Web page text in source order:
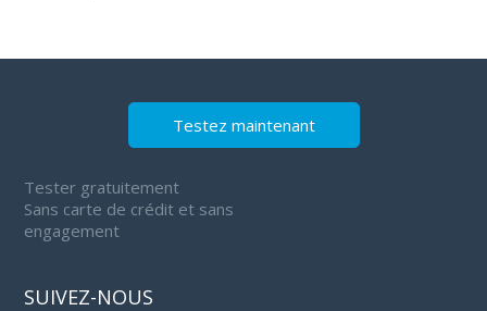
Testez maintenant
Tester gratuitement
Sans carte de crédit et sans
engagement
SUIVEZ-NOUS